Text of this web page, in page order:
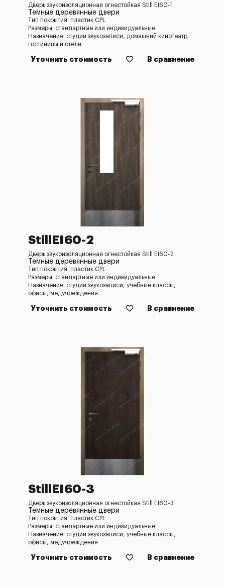
Дверь звукоизоляционная огнестойкая Still EI60-1
Темные деревянные двери
Тип покрытия: пластик CPL
Размеры: стандартные или индивидуальные
Назначение: студии звукозаписи, домашний кинотеатр,
гостиницы и отели
Уточнить стоимость В сравнение
StillEI60-2
Дверь звукоизоляционная огнестойкая Still EI60-2
Темные деревянные двери
Тип покрытия: пластик CPL
Размеры: стандартные или индивидуальные
Назначение: студии звукозаписи, учебные классы,
офисы, медучреждения
Уточнить стоимость В сравнение
StillEI60-3
Дверь звукоизоляционная огнестойкая Still EI60-3
Темные деревянные двери
Тип покрытия: пластик CPL
Размеры: стандартные или индивидуальные
Назначение: студии звукозаписи, учебные классы,
офисы, медучреждения
Уточнить стоимость В сравнение